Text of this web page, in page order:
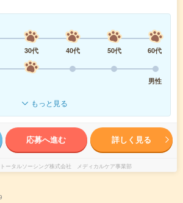
30代 40代 50代
60代
男性
もっと見る
応募へ進む 詳しく見る
ータルソーシング株式会社 メディカルケア事業部